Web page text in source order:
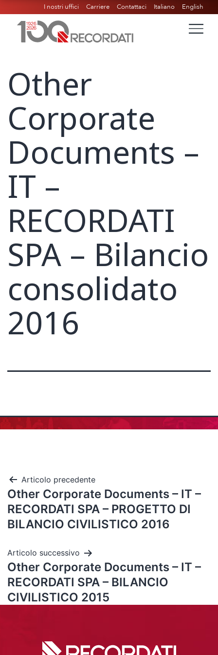
I nostri uffici Carriere Contattaci Italiano English
Other
Corporate
Documents –
IT –
RECORDATI
SPA – Bilancio
consolidato
2016
Articolo precedente
Other Corporate Documents – IT –
RECORDATI SPA – PROGETTO DI
BILANCIO CIVILISTICO 2016
Articolo successivo
Other Corporate Documents – IT –
RECORDATI SPA – BILANCIO
CIVILISTICO 2015